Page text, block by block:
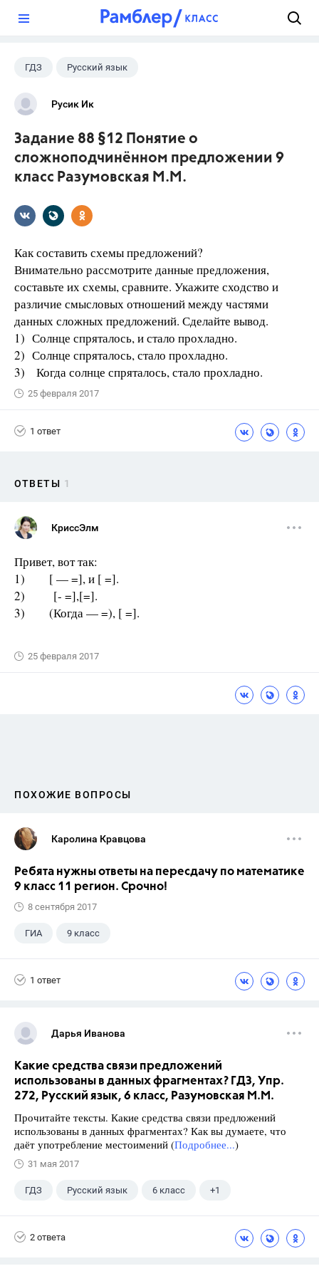
ГДЗ Русский язык
Разумовская М.М.
Русик Ик
Задание 88 §12 Понятие о
сложноподчинённом предложении 9
класс Разумовская М.М.
Как составить схемы предложений?
Внимательно рассмотрите данные предложения,
составьте их схемы, сравните. Укажите сходство и
различие смысловых отношений между частями
данных сложных предложений. Сделайте вывод.
1) Солнце спряталось, и стало прохладно.
2) Солнце спряталось, стало прохладно.
3) Когда солнце спряталось, стало прохладно.
25 февраля 2017
1 ответ
ОТВЕТЫ 1
КриссЭлм
Привет, вот так:
1) [ — =], и [ =].
2) [- =],[=].
3) (Когда — =), [ =].
25 февраля 2017
ПОХОЖИЕ ВОПРОСЫ
Каролина Кравцова
Ребята нужны ответы на пересдачу по математике
9 класс 11 регион. Срочно!
8 сентября 2017
ГИА 9 класс
1 ответ
Дарья Иванова
Какие средства связи предложений
использованы в данных фрагментах? ГДЗ, Упр.
272, Русский язык, 6 класс, Разумовская М.М.
Прочитайте тексты. Какие средства связи предложений
использованы в данных фрагментах? Как вы думаете, что
даёт употребление местоимений (Подробнее...)
31 мая 2017
ГДЗ Русский язык 6 класс +1
2 ответа